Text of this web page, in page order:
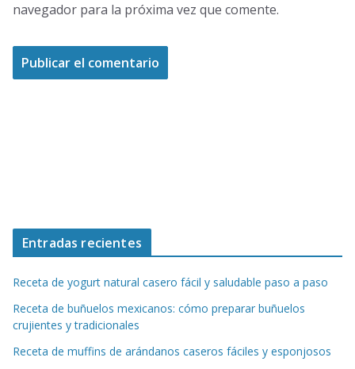
navegador para la próxima vez que comente.
Entradas recientes
Receta de yogurt natural casero fácil y saludable paso a paso
Receta de buñuelos mexicanos: cómo preparar buñuelos
crujientes y tradicionales
Receta de muffins de arándanos caseros fáciles y esponjosos